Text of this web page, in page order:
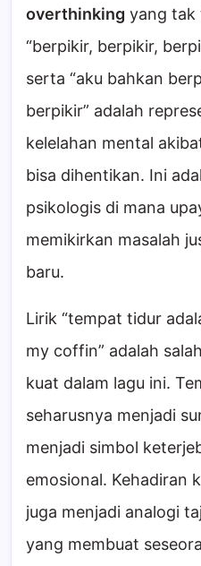
overthinking yang tak
“berpikir, berpikir,
serta “aku bahkan
berpikir” adalah
kelelahan mental
bisa dihentikan. Ini
psikologis di mana
memikirkan masalah
baru.
Lirik “tempat tidur
my coffin” adalah
kuat dalam lagu ini.
seharusnya menjadi
menjadi simbol
emosional. Kehadiran
juga menjadi analogi
yang membuat